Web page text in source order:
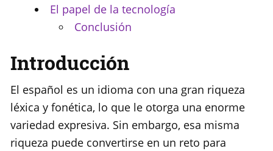
El papel de la tecnología
Conclusión
Introducción
El español es un idioma con una gran riqueza
léxica y fonética, lo que le otorga una enorme
variedad expresiva. Sin embargo, esa misma
riqueza puede convertirse en un reto para